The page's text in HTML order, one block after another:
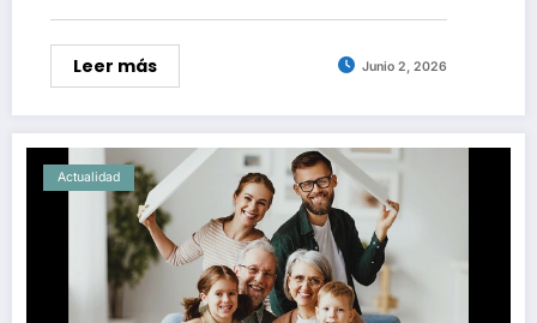
Leer más Junio 2, 2026
Actualidad